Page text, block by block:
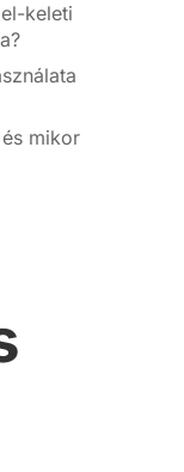
keleti
mikor